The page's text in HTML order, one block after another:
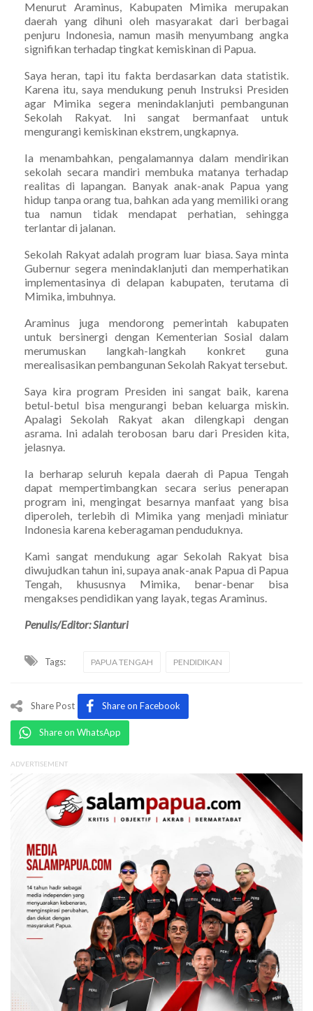
Menurut Araminus, Kabupaten Mimika merupakan
daerah yang dihuni oleh masyarakat dari berbagai
penjuru Indonesia, namun masih menyumbang angka
signifikan terhadap tingkat kemiskinan di Papua.
Saya heran, tapi itu fakta berdasarkan data statistik.
Karena itu, saya mendukung penuh Instruksi Presiden
agar Mimika segera menindaklanjuti pembangunan
Sekolah Rakyat. Ini sangat bermanfaat untuk
mengurangi kemiskinan ekstrem, ungkapnya.
Ia menambahkan, pengalamannya dalam mendirikan
sekolah secara mandiri membuka matanya terhadap
realitas di lapangan. Banyak anak-anak Papua yang
hidup tanpa orang tua, bahkan ada yang memiliki orang
tua namun tidak mendapat perhatian, sehingga
terlantar di jalanan.
Sekolah Rakyat adalah program luar biasa. Saya minta
Gubernur segera menindaklanjuti dan memperhatikan
implementasinya di delapan kabupaten, terutama di
Mimika, imbuhnya.
Araminus juga mendorong pemerintah kabupaten
untuk bersinergi dengan Kementerian Sosial dalam
merumuskan langkah-langkah konkret guna
merealisasikan pembangunan Sekolah Rakyat tersebut.
Saya kira program Presiden ini sangat baik, karena
betul-betul bisa mengurangi beban keluarga miskin.
Apalagi Sekolah Rakyat akan dilengkapi dengan
asrama. Ini adalah terobosan baru dari Presiden kita,
jelasnya.
Ia berharap seluruh kepala daerah di Papua Tengah
dapat mempertimbangkan secara serius penerapan
program ini, mengingat besarnya manfaat yang bisa
diperoleh, terlebih di Mimika yang menjadi miniatur
Indonesia karena keberagaman penduduknya.
Kami sangat mendukung agar Sekolah Rakyat bisa
diwujudkan tahun ini, supaya anak-anak Papua di Papua
Tengah, khususnya Mimika, benar-benar bisa
mengakses pendidikan yang layak, tegas Araminus.
Penulis/Editor: Sianturi
Tags: PAPUA TENGAH PENDIDIKAN
Share Post Share on Facebook
Share on WhatsApp
ADVERTISEMENT